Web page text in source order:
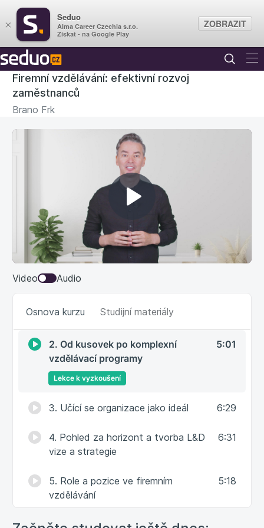
Firemní vzdělávání: efektivní rozvoj
zaměstnanců
Brano Frk
Přehrát
video
Video Audio
Osnova kurzu Studijní materiály
1. Lesk a bída firemního vzdělávání
2. Od kusovek po komplexní
vzdělávací programy
5:01
Lekce k vyzkoušení
3. Učící se organizace jako ideál 6:29
4. Pohled za horizont a tvorba L&D
vize a strategie
6:31
5. Role a pozice ve firemním
vzdělávání
5:18
6. Manažer a zaměstnanec ve
×
Seduo
Alma Career Czechia s.r.o.
Získat - na Google Play
ZOBRAZIT